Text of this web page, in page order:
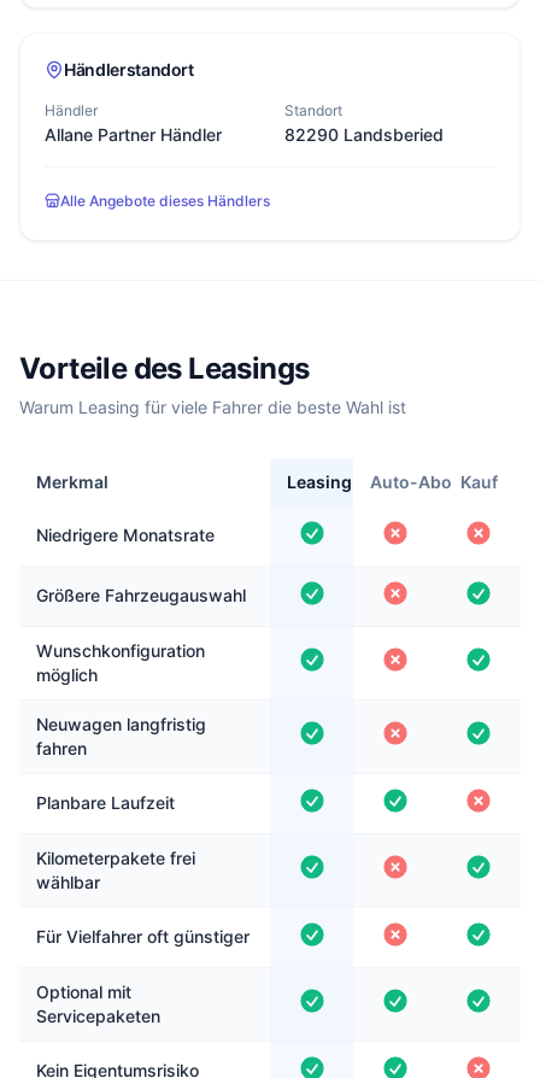
Händlerstandort
Händler
Allane Partner Händler
Standort
82290 Landsberied
Alle Angebote dieses Händlers
Vorteile des Leasings
Warum Leasing für viele Fahrer die beste Wahl ist
Merkmal Leasing Auto-Abo Kauf
Niedrigere Monatsrate
Größere Fahrzeugauswahl
Wunschkonfiguration
möglich
Neuwagen langfristig
fahren
Planbare Laufzeit
Kilometerpakete frei
wählbar
Für Vielfahrer oft günstiger
Optional mit
Servicepaketen
Kein Eigentumsrisiko